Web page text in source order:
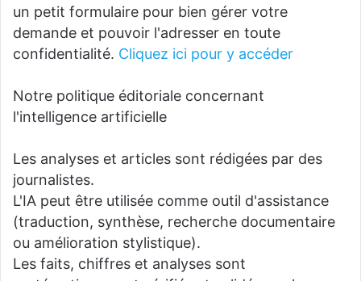
un petit formulaire pour bien gérer votre
demande et pouvoir l'adresser en toute
confidentialité. Cliquez ici pour y accéder
Notre politique éditoriale concernant
l'intelligence artificielle
Les analyses et articles sont rédigées par des
journalistes.
L'IA peut être utilisée comme outil d'assistance
(traduction, synthèse, recherche documentaire
ou amélioration stylistique).
Les faits, chiffres et analyses sont